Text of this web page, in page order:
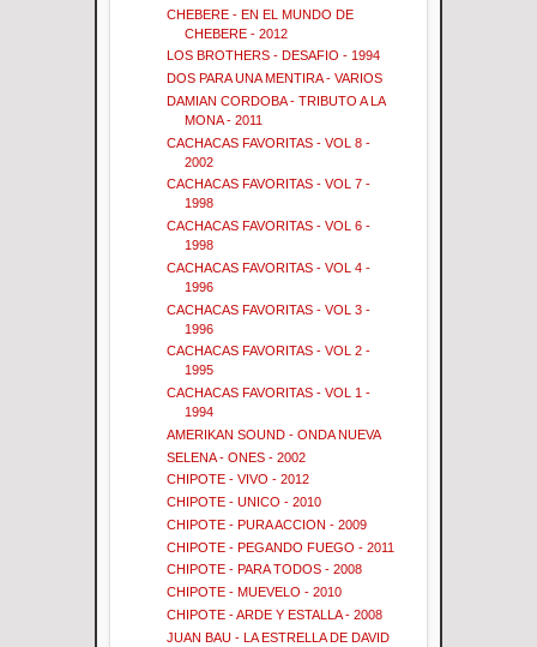
CHEBERE - EN EL MUNDO DE
CHEBERE - 2012
LOS BROTHERS - DESAFIO - 1994
DOS PARA UNA MENTIRA - VARIOS
DAMIAN CORDOBA - TRIBUTO A LA
MONA - 2011
CACHACAS FAVORITAS - VOL 8 -
2002
CACHACAS FAVORITAS - VOL 7 -
1998
CACHACAS FAVORITAS - VOL 6 -
1998
CACHACAS FAVORITAS - VOL 4 -
1996
CACHACAS FAVORITAS - VOL 3 -
1996
CACHACAS FAVORITAS - VOL 2 -
1995
CACHACAS FAVORITAS - VOL 1 -
1994
AMERIKAN SOUND - ONDA NUEVA
SELENA - ONES - 2002
CHIPOTE - VIVO - 2012
CHIPOTE - UNICO - 2010
CHIPOTE - PURA ACCION - 2009
CHIPOTE - PEGANDO FUEGO - 2011
CHIPOTE - PARA TODOS - 2008
CHIPOTE - MUEVELO - 2010
CHIPOTE - ARDE Y ESTALLA - 2008
JUAN BAU - LA ESTRELLA DE DAVID